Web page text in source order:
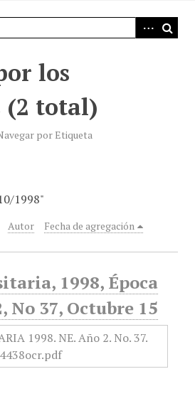
los
(2 total)
por Etiqueta
1998"
Autor Fecha de agregación
1998, Época
No 37, Octubre 15